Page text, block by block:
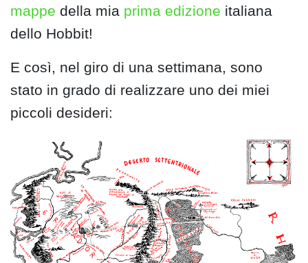
mappe della mia prima edizione italiana
dello Hobbit!
E così, nel giro di una settimana, sono
stato in grado di realizzare uno dei miei
piccoli desideri: